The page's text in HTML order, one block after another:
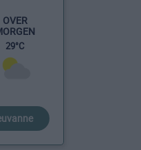
OVER
29°C